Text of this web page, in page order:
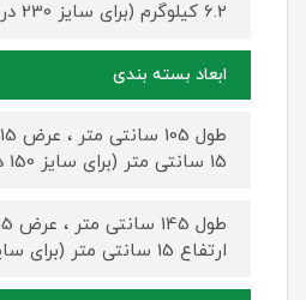
6.2 کیلوگرم (برای سایز 230 در 140)
ابعاد بسته بندی
15 سانتی متر (برای سایز 150 در 100)
ارتفاع 15 سانتی متر (برای سایز 230 در 140)